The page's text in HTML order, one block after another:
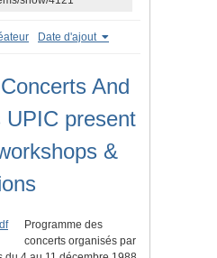
Date d'ajout
And
UPIC present
&
Programme des
concerts organisés par